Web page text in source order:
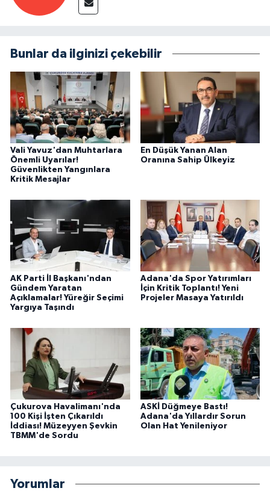
Bunlar da ilginizi çekebilir
Vali Yavuz'dan Muhtarlara
Önemli Uyarılar!
Güvenlikten Yangınlara
Kritik Mesajlar
En Düşük Yanan Alan
Oranına Sahip Ülkeyiz
AK Parti İl Başkanı'ndan
Gündem Yaratan
Açıklamalar! Yüreğir Seçimi
Yargıya Taşındı
Adana'da Spor Yatırımları
İçin Kritik Toplantı! Yeni
Projeler Masaya Yatırıldı
Çukurova Havalimanı'nda
100 Kişi İşten Çıkarıldı
İddiası! Müzeyyen Şevkin
TBMM'de Sordu
ASKİ Düğmeye Bastı!
Adana'da Yıllardır Sorun
Olan Hat Yenileniyor
Yorumlar